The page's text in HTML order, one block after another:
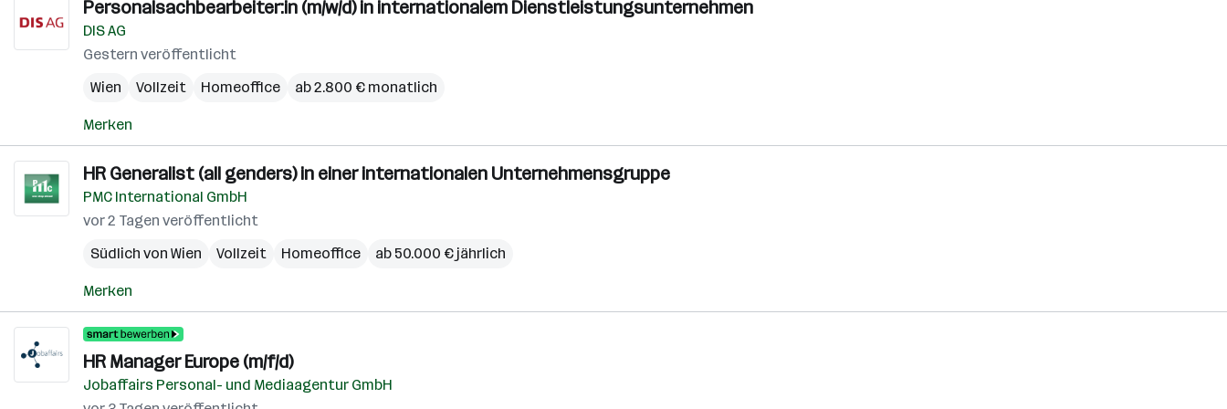
Personalsachbearbeiter:in (m/w/d) in internationalem Dienstleistungsunternehmen
DIS AG
Gestern veröffentlicht
Wien
Vollzeit Homeoffice ab 2.800 € monatlich
Merken
HR Generalist (all genders) in einer internationalen Unternehmensgruppe
PMC International GmbH
vor 2 Tagen veröffentlicht
Südlich von Wien
Vollzeit Homeoffice ab 50.000 € jährlich
Merken
HR Manager Europe (m/f/d)
Jobaffairs Personal- und Mediaagentur GmbH